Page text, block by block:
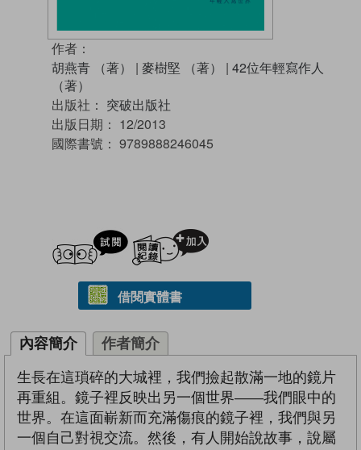
作者：
胡燕青 （著）
| 麥樹堅 （著） | 42位年輕寫作人
（著）
出版社： 突破出版社
出版日期： 12/2013
國際書號： 9789888246045
試閲
借閱實體書
內容簡介 作者簡介
生長在這瑣碎的大城裡，我們撿起散滿一地的鏡片
再重組。鏡子裡反映出另一個世界——我們眼中的
世界。在這面嶄新而充滿傷痕的鏡子裡，我們與另
一個自己對視交流。然後，有人開始說故事，說屬